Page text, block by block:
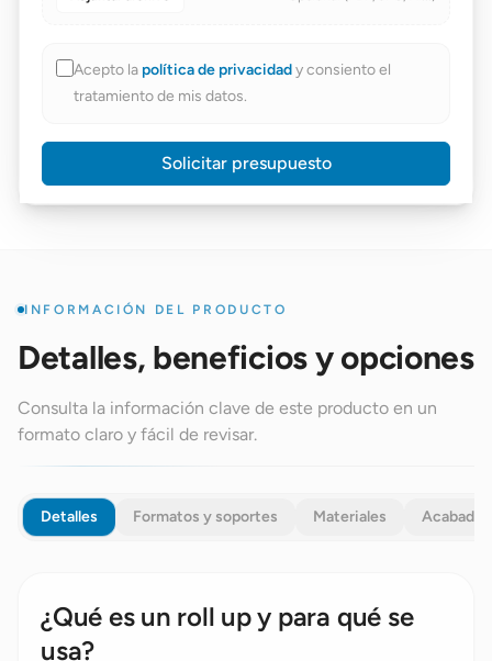
Acepto la política de privacidady consiento el
tratamiento de mis datos.
Solicitar presupuesto
INFORMACIÓN DEL PRODUCTO
Detalles, beneficios y opciones
Consulta la información clave de este producto en un
formato claro y fácil de revisar.
Detalles Formatos y soportes Materiales Acabados
¿Qué es un roll up y para qué se
usa?